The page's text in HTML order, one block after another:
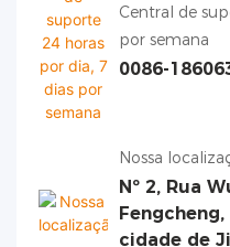
Central de
por semana
0086-
Nossa
Nº 2, Rua
cidade de